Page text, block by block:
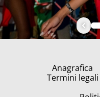
Anagrafica
Termini legali